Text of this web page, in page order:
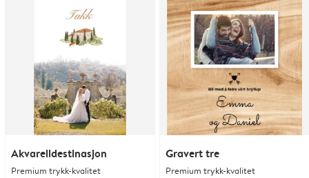
Akvarelldestinasjon
Premium trykk-kvalitet
Gravert tre
Premium trykk-kvalitet